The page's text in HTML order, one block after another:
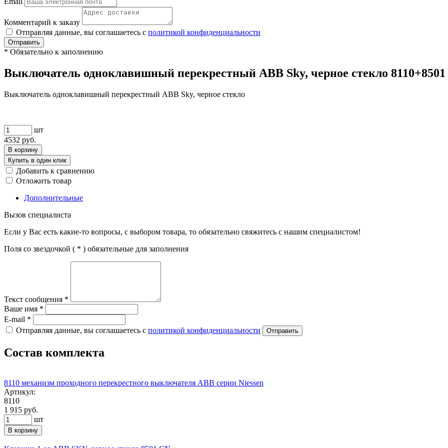
Комментарий к заказу
Отправляя данные, вы соглашаетесь с политикой конфиденциальности
Отправить
* Обязательно к заполнению
Выключатель одноклавишный перекрестный ABB Sky, черное стекло 8110+8501
Выключатель одноклавишный перекрестный ABB Sky, черное стекло
шт
4532 руб.
В корзину
Купить в один клик
Добавить к сравнению
Отложить товар
Дополнительные
Вызов специалиста
Если у Вас есть какие-то вопросы, с выбором товара, то обязательно свяжитесь с нашим специалистом!
Поля со звездочкой ( * ) обязательные для заполнения
Текст сообщения *
Ваше имя *
E-mail *
Отправляя данные, вы соглашаетесь с политикой конфиденциальности Отправить
Состав комплекта
8110 механизм проходного перекрестного выключателя ABB серии Niessen
Артикул:
8110
1 915 руб.
шт
В корзину